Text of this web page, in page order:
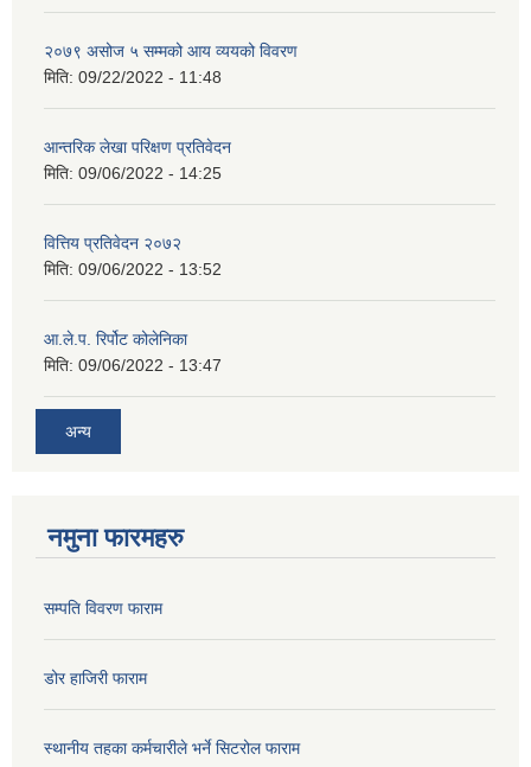
२०७९ असोज ५ सम्मको आय व्ययको विवरण
मिति: 09/22/2022 - 11:48
आन्तरिक लेखा परिक्षण प्रतिवेदन
मिति: 09/06/2022 - 14:25
वित्तिय प्रतिवेदन २०७२
मिति: 09/06/2022 - 13:52
आ.ले.प. रिर्पोट कोलेनिका
मिति: 09/06/2022 - 13:47
अन्य
नमुना फारमहरु
सम्पति विवरण फाराम
डोर हाजिरी फाराम
स्थानीय तहका कर्मचारीले भर्ने सिटरोल फाराम